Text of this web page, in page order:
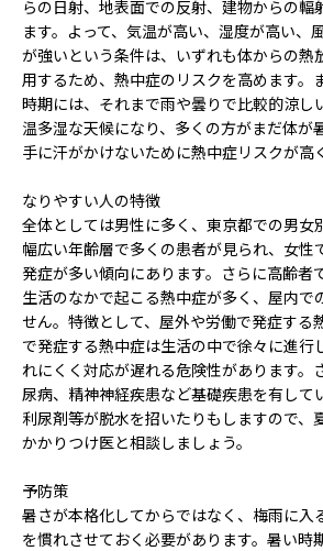
らの日射、地表面での反射、建物からの輻
ます。よって、気温が高い、湿度が高い、
が強いという条件は、いずれも体からの熱
用するため、熱中症のリスクを高めます。
時期には、それまで雨や曇りで比較的涼し
温多湿な天候になり、多くの方がまだ体が
手に汗がかけないために熱中症リスクが高
なりやすい人の特徴
全体としては男性に多く、東京都での男女
幅広い年齢層で多くの患者が見られ、女性
発症が多い傾向にあります。さらに高齢者
生活のなかで起こる熱中症が多く、屋内で
せん。特徴として、屋外や労働で発症する
で発症する熱中症は生活の中で徐々に進行
れにくく対応が遅れる危険性があります。
尿病、精神神経疾患など基礎疾患を有して
利尿剤等が脱水を招いたりもしますので、
かかりつけ医と相談しましょう。
予防策
暑さが本格化してからではなく、梅雨に入
を慣れさせておく必要があります。暑い時